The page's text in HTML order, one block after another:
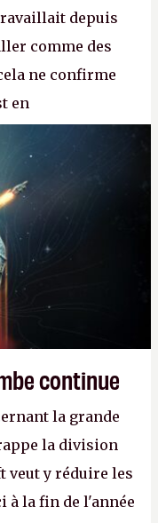
depuis
comme des
ne confirme
en
sait, ils bossent
Fallout vs. Les
n'est plus
bon, OK, on
continue
la grande
la division
veut y réduire les
à la fin de l'année